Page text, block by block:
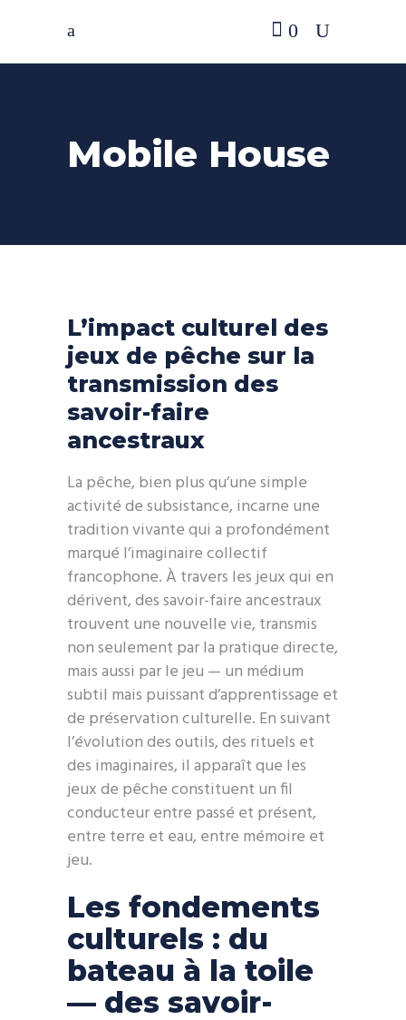
0
Mobile House
L’impact culturel des
jeux de pêche sur la
transmission des
savoir-faire
ancestraux
La pêche, bien plus qu’une simple
activité de subsistance, incarne une
tradition vivante qui a profondément
marqué l’imaginaire collectif
francophone. À travers les jeux qui en
dérivent, des savoir-faire ancestraux
trouvent une nouvelle vie, transmis
non seulement par la pratique directe,
mais aussi par le jeu — un médium
subtil mais puissant d’apprentissage et
de préservation culturelle. En suivant
l’évolution des outils, des rituels et
des imaginaires, il apparaît que les
jeux de pêche constituent un fil
conducteur entre passé et présent,
entre terre et eau, entre mémoire et
jeu.
Les fondements
culturels : du
bateau à la toile
— des savoir-